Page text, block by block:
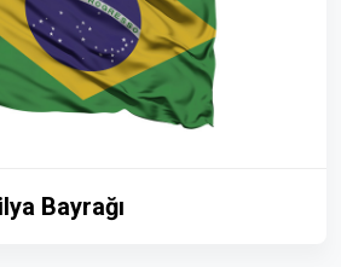
Bayrağı